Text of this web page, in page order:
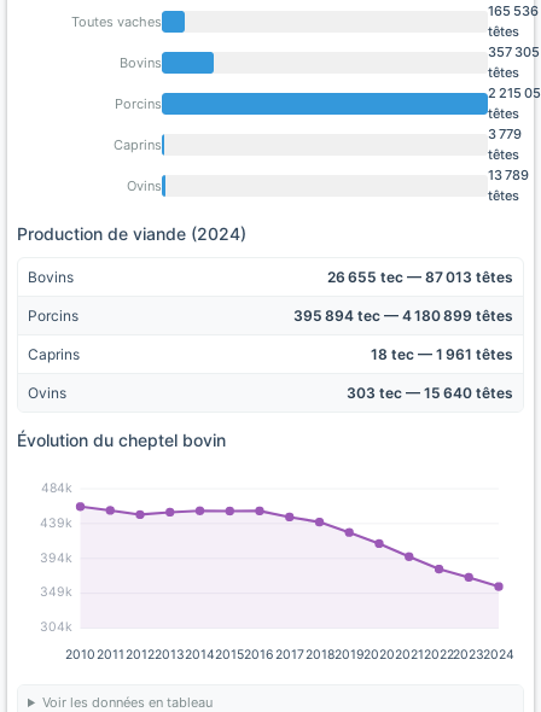
Toutes vaches
165 536
têtes
Bovins
357 305
têtes
Porcins
2 215
têtes
Caprins
3 779
têtes
Ovins
13 789
têtes
Production de viande (2024)
Bovins 26 655 tec — 87 013 têtes
Porcins 395 894 tec — 4 180 899 têtes
Caprins 18 tec — 1 961 têtes
Ovins 303 tec — 15 640 têtes
Évolution du cheptel bovin
304k
349k
394k
439k
484k
201020112012201320142015201620172018201920202021202220232024
Voir les données en tableau